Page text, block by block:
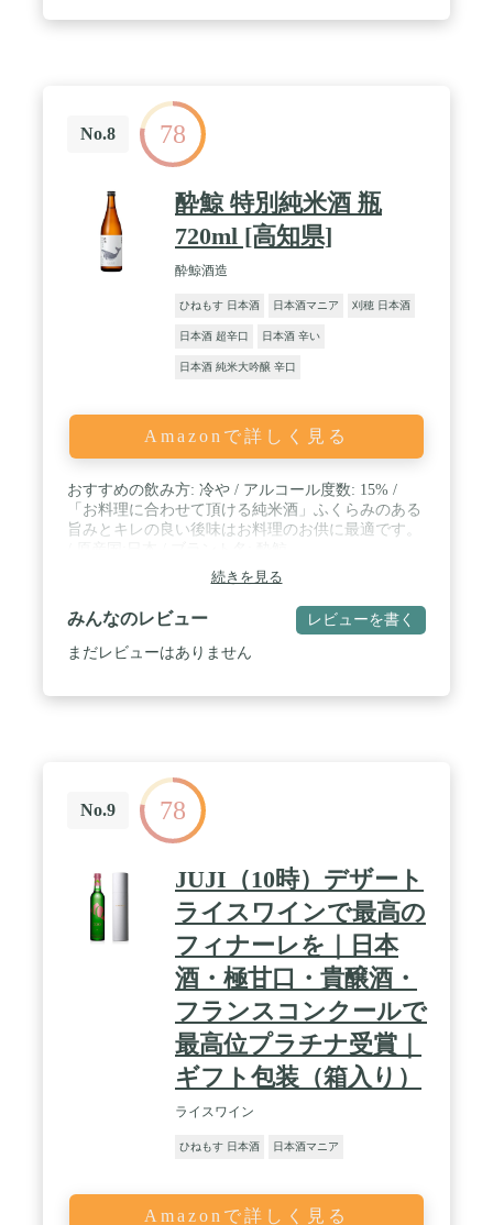
商品にはパッケージが付随しています(筒の色はお
選びいただけません）。リボンラッピングもギフト
設定から選択可能です。 / 時間帯でオススメの日本
酒を飲む"というシンプルで、新しいスタイルの日
本酒 「HINEMOS」（ひねもす）とは「全ての時
間」という言葉。HINEMOSがあなたの全ての時間
に寄り添い、素敵な時間を演出します。 全時間帯を
飲むと、自然にさまざまな種類の日本酒を体験する
ことができます。 ひとつひとつの銘柄は全く異なる
プルやマスカットのようなフルーティーな香りがす
るもの、またはデザートワインのように花蜜を思わ
でクラシックな味わいなものまで幅広く構成されて
す。 （一部商品除く）。 ・到着後は、ボトル開封
前であっても日光・温度による品質低下を避けるた
します。
No.8 78
酔鯨 特別純米酒 瓶
720ml [高知県]
酔鯨酒造
ひねもす 日本酒 日本酒マニア 刈穂 日本酒
日本酒 超辛口 日本酒 辛い
日本酒 純米大吟醸 辛口
Amazonで詳しく見る
おすすめの飲み方: 冷や / アルコール度数: 15% /
「お料理に合わせて頂ける純米酒」ふくらみのある
旨みとキレの良い後味はお料理のお供に最適です。
続きを見る
みんなのレビュー レビューを書く
まだレビューはありません
No.9 78
JUJI（10時）デザート
ライスワインで最高の
フィナーレを｜日本
酒・極甘口・貴醸酒・
フランスコンクールで
最高位プラチナ受賞｜
ギフト包装（箱入り）
ライスワイン
ひねもす 日本酒 日本酒マニア
Amazonで詳しく見る